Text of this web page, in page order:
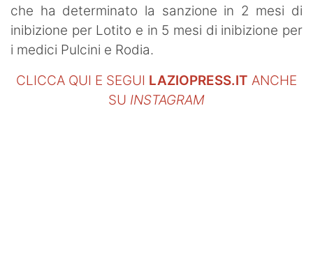
che ha determinato la sanzione in 2 mesi di
inibizione per Lotito e in 5 mesi di inibizione per
i medici Pulcini e Rodia.
CLICCA QUI E SEGUI LAZIOPRESS.IT ANCHE
SU INSTAGRAM